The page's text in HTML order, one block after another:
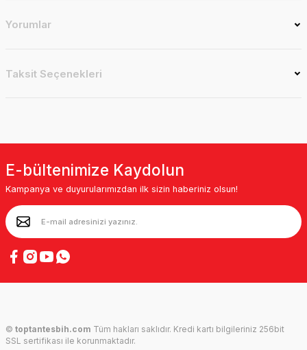
Yorumlar
Taksit Seçenekleri
E-bültenimize Kaydolun
Kampanya ve duyurularımızdan ilk sizin haberiniz olsun!
© toptantesbih.com Tüm hakları saklıdır. Kredi kartı bilgileriniz 256bit
SSL sertifikası ile korunmaktadır.